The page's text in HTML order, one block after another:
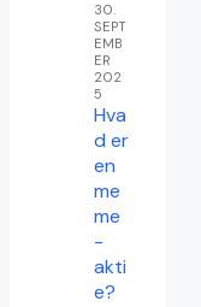
30.
SEPT
EMB
ER
202
5
Hva
d er
en
me
me
-
akti
e?